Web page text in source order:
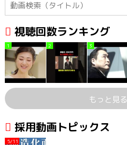
視聴回数ランキング
1 2 3
もっと見る
採用動画トピックス
5/11